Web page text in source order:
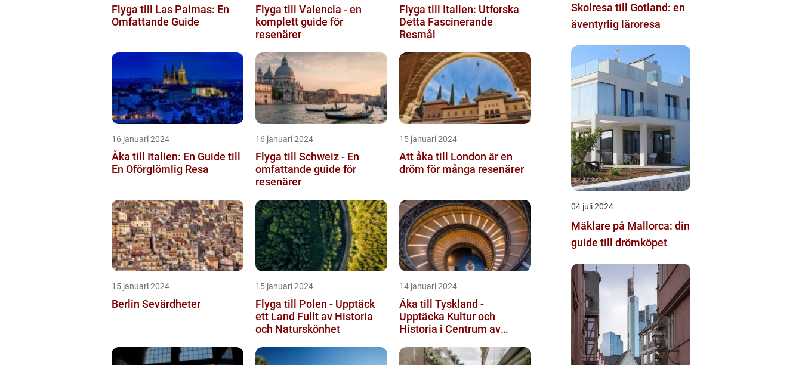
Flyga till Las Palmas: En
Omfattande Guide
Flyga till Valencia - en
komplett guide för
resenärer
Flyga till Italien: Utforska
Detta Fascinerande
Resmål
16 januari 2024
Åka till Italien: En Guide till
En Oförglömlig Resa
16 januari 2024
Flyga till Schweiz - En
omfattande guide för
resenärer
15 januari 2024
Att åka till London är en
dröm för många resenärer
15 januari 2024
Berlin Sevärdheter
15 januari 2024
Flyga till Polen - Upptäck
ett Land Fullt av Historia
och Naturskönhet
14 januari 2024
Åka till Tyskland -
Upptäcka Kultur och
Historia i Centrum av
Skolresa till Gotland: en
äventyrlig läroresa
04 juli 2024
Mäklare på Mallorca: din
guide till drömköpet